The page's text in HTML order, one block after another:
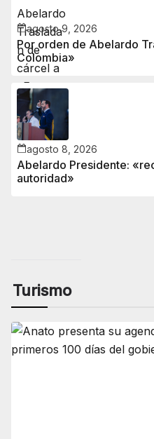
agosto 9, 2026
Por orden de Abelardo
Colombia»
agosto 8, 2026
Abelardo Presidente:
autoridad»
Turismo